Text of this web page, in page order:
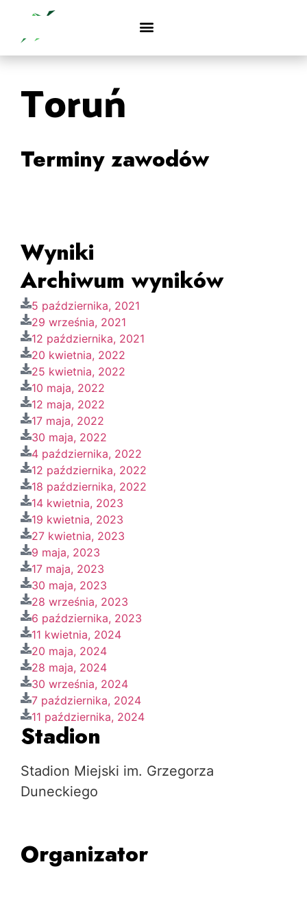
Toruń
Terminy zawodów
Wyniki
Archiwum wyników
5 października, 2021
29 września, 2021
12 października, 2021
20 kwietnia, 2022
25 kwietnia, 2022
10 maja, 2022
12 maja, 2022
17 maja, 2022
30 maja, 2022
4 października, 2022
12 października, 2022
18 października, 2022
14 kwietnia, 2023
19 kwietnia, 2023
27 kwietnia, 2023
9 maja, 2023
17 maja, 2023
30 maja, 2023
28 września, 2023
6 października, 2023
11 kwietnia, 2024
20 maja, 2024
28 maja, 2024
30 września, 2024
7 października, 2024
11 października, 2024
Stadion
Stadion Miejski im. Grzegorza
Duneckiego
Organizator